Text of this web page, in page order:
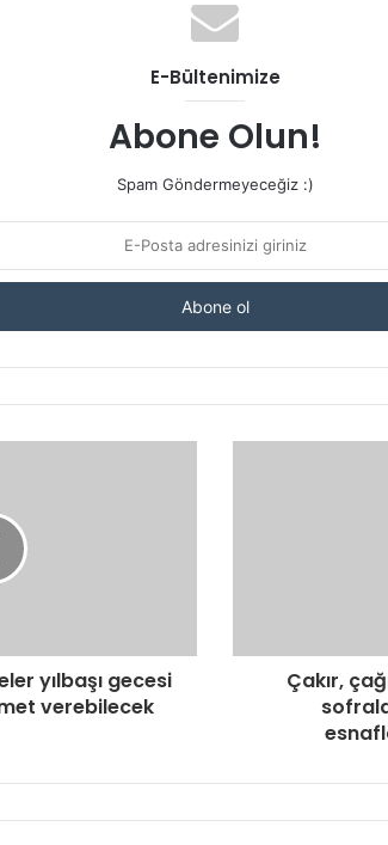
E-Bültenimize
Abone Olun!
Spam Göndermeyeceğiz :)
yılbaşı gecesi
verebilecek
Çakır,